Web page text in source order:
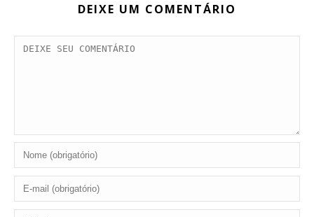
DEIXE UM COMENTÁRIO